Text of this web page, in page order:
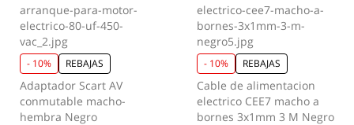
- 10% REBAJAS
Adaptador Scart AV
conmutable macho-
hembra Negro
- 10% REBAJAS
Cable de alimentacion
electrico CEE7 macho a
bornes 3x1mm 3 M Negro